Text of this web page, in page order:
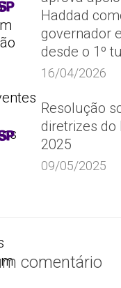
Haddad
governador
desde o 1º
16/04/2026
Resolução
diretrizes do
2025
09/05/2025
comentário